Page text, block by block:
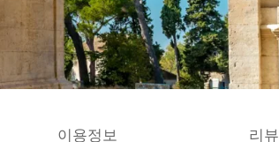
이용정보 리뷰